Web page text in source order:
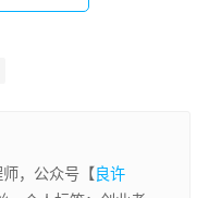
，公众号【 良许